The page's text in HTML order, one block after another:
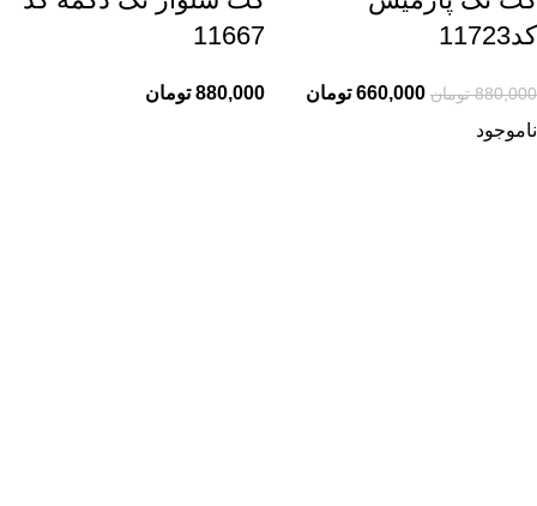
کد11723
880,000 تومان 660,000 تومان
11667
880,000 تومان
ناموجود